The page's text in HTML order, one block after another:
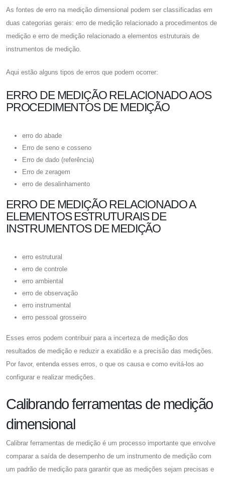
As fontes de erro na medição dimensional podem ser classificadas em
duas categorias gerais: erro de medição relacionado a procedimentos de
medição e erro de medição relacionado a elementos estruturais de
instrumentos de medição.
Aqui estão alguns tipos de erros que podem ocorrer:
ERRO DE MEDIÇÃO RELACIONADO AOS
PROCEDIMENTOS DE MEDIÇÃO
erro do abade
Erro de seno e cosseno
Erro de dado (referência)
Erro de zeragem
erro de desalinhamento
ERRO DE MEDIÇÃO RELACIONADO A
ELEMENTOS ESTRUTURAIS DE
INSTRUMENTOS DE MEDIÇÃO
erro estrutural
erro de controle
erro ambiental
erro de observação
erro instrumental
erro pessoal grosseiro
Esses erros podem contribuir para a incerteza de medição dos
resultados de medição e reduzir a exatidão e a precisão das medições.
Por favor, entenda esses erros, o que os causa e como evitá-los ao
configurar e realizar medições.
Calibrando ferramentas de medição
dimensional
Calibrar ferramentas de medição é um processo importante que envolve
comparar a saída de desempenho de um instrumento de medição com
um padrão de medição para garantir que as medições sejam precisas e